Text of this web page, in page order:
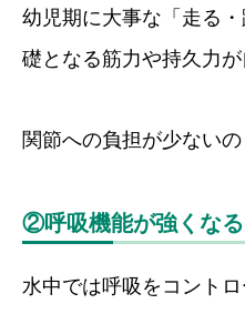
幼児期に大事な「走る
礎となる筋力や持久力が
関節への負担が少ないの
②呼吸機能が強くなる
水中では呼吸をコント